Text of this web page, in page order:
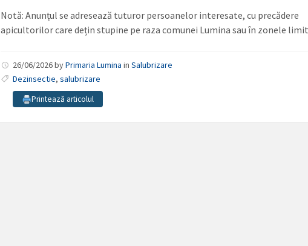
Notă: Anunțul se adresează tuturor persoanelor interesate, cu precădere
apicultorilor care dețin stupine pe raza comunei Lumina sau în zonele
26/06/2026byPrimaria Lumina inSalubrizare
Dezinsectie,salubrizare
Printează articolul